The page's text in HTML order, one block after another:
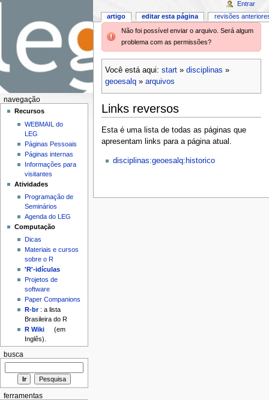
Não foi possível enviar o arquivo. Será algum
problema com as permissões?
Você está aqui: start» disciplinas »
geoesalq» arquivos
Links reversos
Esta é uma lista de todas as páginas que
apresentam links para a página atual.
disciplinas:geoesalq:historico
artigo editar esta página revisões
Entrar
navegação
Recursos
WEBMAIL do
LEG
Páginas Pessoais
Páginas internas
Informações para
visitantes
Atividades
Programação de
Seminários
Agenda do LEG
Computação
Dicas
Materiais e cursos
sobre o R
'R'-idículas
Projetos de
software
Paper Companions
R-br: a lista
Brasileira do R
R Wiki
(em
Inglês).
busca
ferramentas